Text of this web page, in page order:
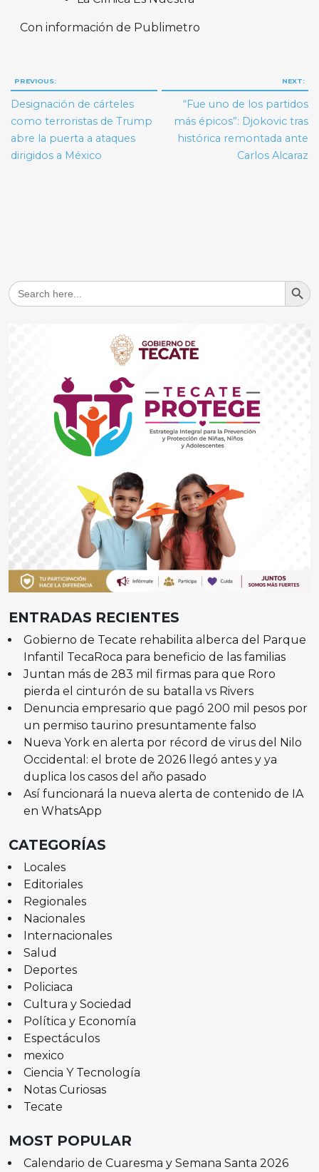
Con información de Publimetro
Navegación
de
entradas
PREVIOUS:
Designación de cárteles
como terroristas de Trump
abre la puerta a ataques
dirigidos a México
NEXT:
“Fue uno de los partidos
más épicos”: Djokovic tras
histórica remontada ante
Carlos Alcaraz
Search
for:
Search
ENTRADAS RECIENTES
Gobierno de Tecate rehabilita alberca del Parque
Infantil TecaRoca para beneficio de las familias
Juntan más de 283 mil firmas para que Roro
pierda el cinturón de su batalla vs Rivers
Denuncia empresario que pagó 200 mil pesos por
un permiso taurino presuntamente falso
Nueva York en alerta por récord de virus del Nilo
Occidental: el brote de 2026 llegó antes y ya
duplica los casos del año pasado
Así funcionará la nueva alerta de contenido de IA
en WhatsApp
CATEGORÍAS
Locales
Editoriales
Regionales
Nacionales
Internacionales
Salud
Deportes
Policiaca
Cultura y Sociedad
Política y Economía
Espectáculos
mexico
Ciencia Y Tecnología
Notas Curiosas
Tecate
MOST POPULAR
Calendario de Cuaresma y Semana Santa 2026